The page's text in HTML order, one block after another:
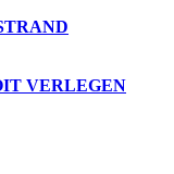
VERLEGEN